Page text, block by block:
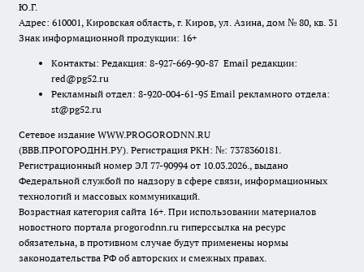
Ю.Г.
Адрес: 610001, Кировская область, г. Киров, ул. Азина, дом № 80, кв. 31
Знак информационной продукции: 16+
Контакты: Редакция: 8-927-669-90-87 Email редакции:
red@pg52.ru
Рекламный отдел: 8-920-004-61-95 Email рекламного отдела:
st@pg52.ru
Сетевое издание WWW.PROGORODNN.RU
(ВВВ.ПРОГОРОДНН.РУ). Регистрация РКН: №: 7378360181.
Регистрационный номер ЭЛ 77-90994 от 10.03.2026., выдано
Федеральной службой по надзору в сфере связи, информационных
технологий и массовых коммуникаций.
Возрастная категория сайта 16+. При использовании материалов
новостного портала progorodnn.ru гиперссылка на ресурс
обязательна, в противном случае будут применены нормы
законодательства РФ об авторских и смежных правах.